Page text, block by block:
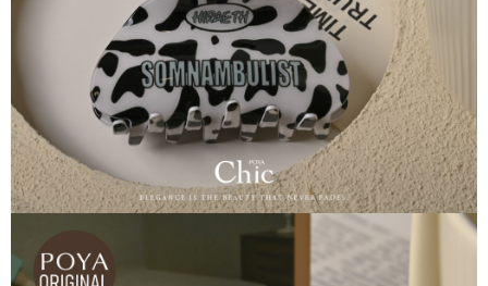
恩沛科技股份有限公司將有權停止該用戶之使用額度並採取法律行動。